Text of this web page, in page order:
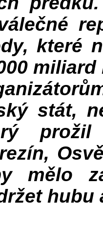
které
stát,
prožil
mělo
hubu